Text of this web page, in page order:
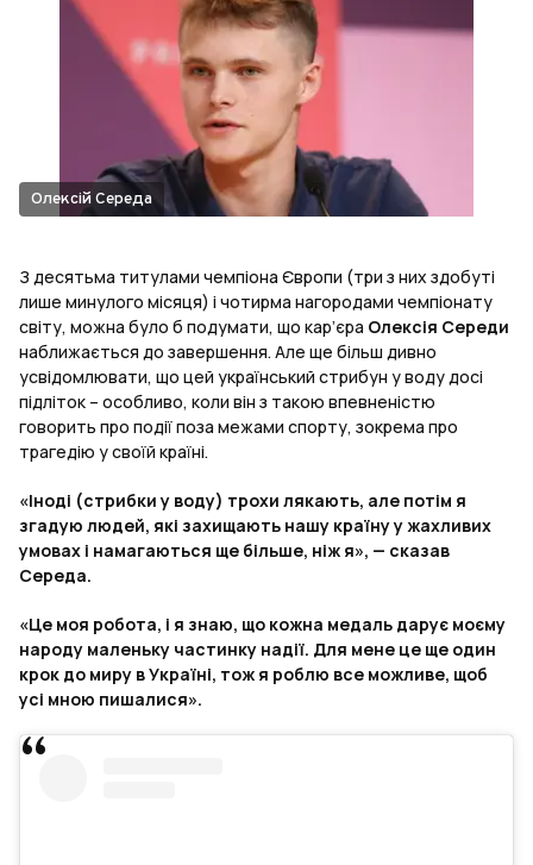
Олексій Середа
З десятьма титулами чемпіона Європи (три з них здобуті
лише минулого місяця) і чотирма нагородами чемпіонату
світу, можна було б подумати, що кар’єра Олексія Середи
наближається до завершення. Але ще більш дивно
усвідомлювати, що цей український стрибун у воду досі
підліток – особливо, коли він з такою впевненістю
говорить про події поза межами спорту, зокрема про
трагедію у своїй країні.
«Іноді (стрибки у воду) трохи лякають, але потім я
згадую людей, які захищають нашу країну у жахливих
умовах і намагаються ще більше, ніж я», — сказав
Середа.
«Це моя робота, і я знаю, що кожна медаль дарує моєму
народу маленьку частинку надії. Для мене це ще один
крок до миру в Україні, тож я роблю все можливе, щоб
усі мною пишалися».